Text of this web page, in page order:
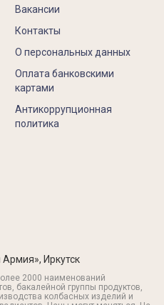
Вакансии
Контакты
О персональных данных
Оплата банковскими
картами
Антикоррупционная
политика
Иркутск
2000 наименований
бакалейной группы продуктов,
колбасных изделий и